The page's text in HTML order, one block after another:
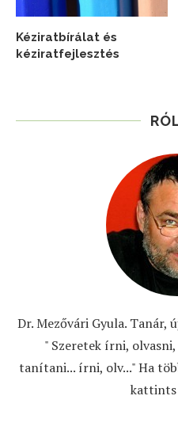
Kéziratbírálat és
kéziratfejlesztés
Dr. Mezővári Gyula. Tanár,
" Szeretek írni,
tanítani... írni, olv..." Ha
kattints